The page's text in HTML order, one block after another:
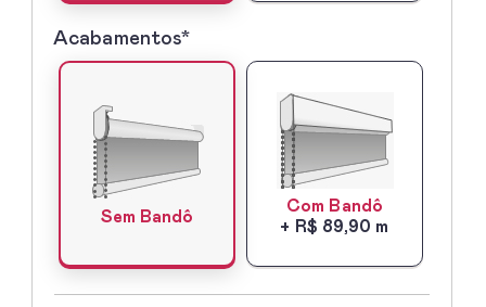
5º
Acabamentos*
Sem Bandô
Com Bandô
+ R$ 89,90 m